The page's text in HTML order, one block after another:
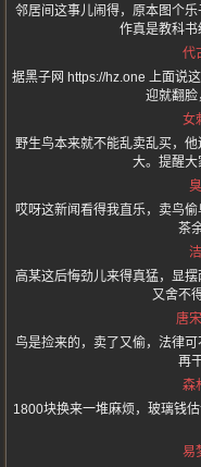
邻居间这事儿闹得，原本图个
作真是教科书
代
据黑子网 https://hz.one 上面说
迎就翻脸
女
野生鸟本来就不能乱卖乱买，
大。提醒大
哎呀这新闻看得我直乐，卖鸟
茶
高某这后悔劲儿来得真猛，显
又舍不
唐
鸟是捡来的，卖了又偷，法律
再
森
1800块换来一堆麻烦，玻璃钱
易